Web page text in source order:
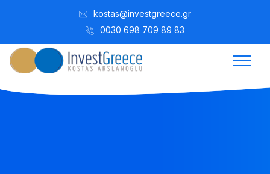
kostas@investgreece.gr
0030 698 709 89 83